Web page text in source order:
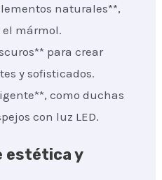
naturales**,
el mármol.
para crear
y sofisticados.
como duchas
con luz LED.
estética y